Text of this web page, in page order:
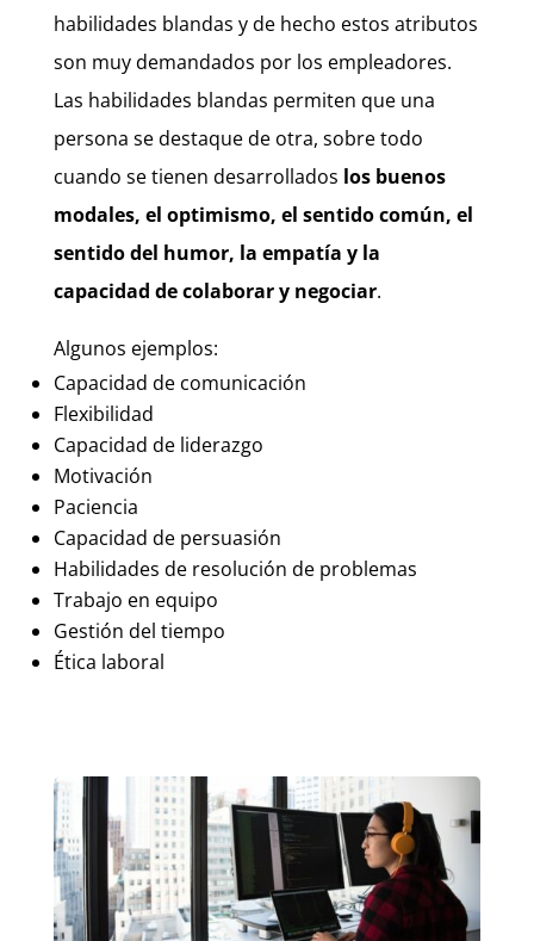
habilidades blandas y de hecho estos atributos
son muy demandados por los empleadores.
Las habilidades blandas permiten que una
persona se destaque de otra, sobre todo
cuando se tienen desarrollados los buenos
modales, el optimismo, el sentido común, el
sentido del humor, la empatía y la
capacidad de colaborar y negociar.
Algunos ejemplos:
Capacidad de comunicación
Flexibilidad
Capacidad de liderazgo
Motivación
Paciencia
Capacidad de persuasión
Habilidades de resolución de problemas
Trabajo en equipo
Gestión del tiempo
Ética laboral